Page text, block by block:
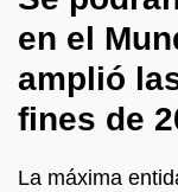
en el
amplió
fines de
La máxima